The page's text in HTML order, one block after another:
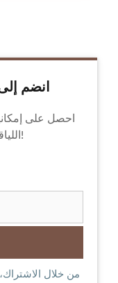
انضم
احصل على
اللياقة البدنية والتغذية لدينا!
من خلال